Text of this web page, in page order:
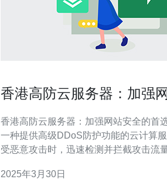
香港高防云服务器：加强
香港高防云服务器：加强网站安全的首选 高防云服务器
一种提供高级DDoS防护功能的云计算
受恶意攻击时，迅速检测并拦截攻击流
安全性而备受推崇。 香港作为国际金融和商业中心，具有
2025年3月30日